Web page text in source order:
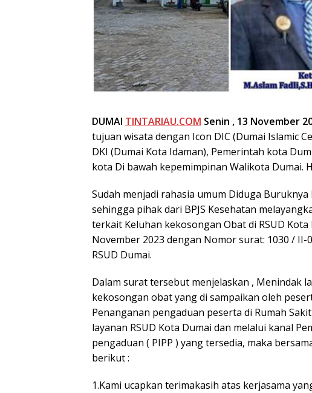
DUMAI TINTARIAU.COM Senin , 13 November
tujuan wisata dengan Icon DIC (Dumai Islamic
DKI (Dumai Kota Idaman), Pemerintah kota
kota Di bawah kepemimpinan Walikota Dumai.
Sudah menjadi rahasia umum Diduga Buruknya
sehingga pihak dari BPJS Kesehatan
terkait Keluhan kekosongan Obat di RSUD
November 2023 dengan Nomor surat: 1030 /
RSUD Dumai.
Dalam surat tersebut menjelaskan , Menindak
kekosongan obat yang di sampaikan oleh
Penanganan pengaduan peserta di Rumah
layanan RSUD Kota Dumai dan melalui kanal
pengaduan ( PIPP ) yang tersedia, maka
berikut :
1.Kami ucapkan terimakasih atas kerjasama